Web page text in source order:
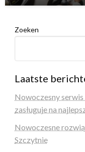
Zoeken
Laatste
Nowoczesny
zasługuje na
Nowoczesne
Szczytnie